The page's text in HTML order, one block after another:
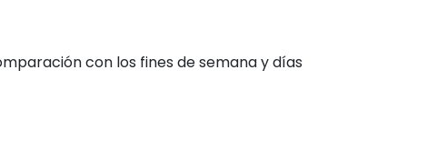
con los fines de semana y días